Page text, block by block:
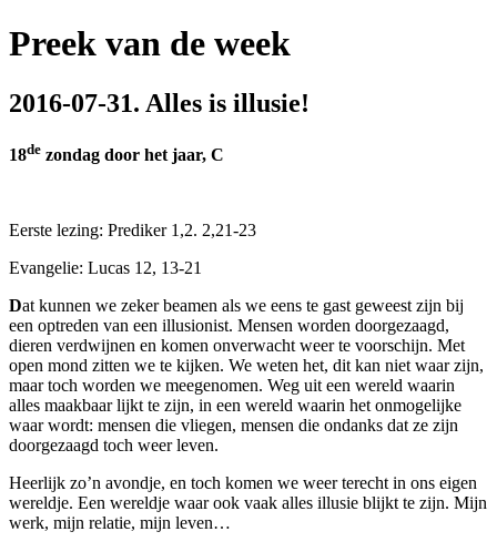
Preek van de week
2016-07-31. Alles is illusie!
18de zondag door het jaar, C
Eerste lezing: Prediker 1,2. 2,21-23
Evangelie: Lucas 12, 13-21
Dat kunnen we zeker beamen als we eens te gast geweest zijn bij
een optreden van een illusionist. Mensen worden doorgezaagd,
dieren verdwijnen en komen onverwacht weer te voorschijn. Met
open mond zitten we te kijken. We weten het, dit kan niet waar zijn,
maar toch worden we meegenomen. Weg uit een wereld waarin
alles maakbaar lijkt te zijn, in een wereld waarin het onmogelijke
waar wordt: mensen die vliegen, mensen die ondanks dat ze zijn
doorgezaagd toch weer leven.
Heerlijk zo’n avondje, en toch komen we weer terecht in ons eigen
wereldje. Een wereldje waar ook vaak alles illusie blijkt te zijn. Mijn
werk, mijn relatie, mijn leven…